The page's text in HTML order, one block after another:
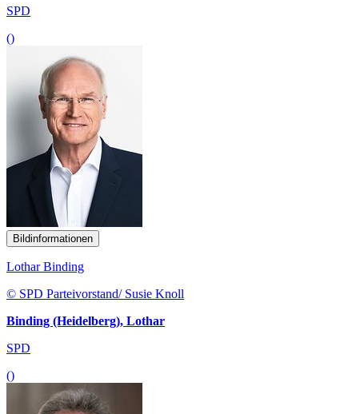
SPD
()
Bildinformationen
Lothar Binding
© SPD Parteivorstand/ Susie Knoll
Binding (Heidelberg), Lothar
SPD
()